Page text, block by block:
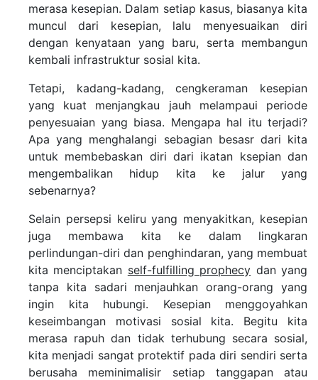
merasa kesepian. Dalam setiap kasus, biasanya kita
muncul dari kesepian, lalu menyesuaikan diri
dengan kenyataan yang baru, serta membangun
kembali infrastruktur sosial kita.
Tetapi, kadang-kadang, cengkeraman kesepian
yang kuat menjangkau jauh melampaui periode
penyesuaian yang biasa. Mengapa hal itu terjadi?
Apa yang menghalangi sebagian besasr dari kita
untuk membebaskan diri dari ikatan ksepian dan
mengembalikan hidup kita ke jalur yang
sebenarnya?
Selain persepsi keliru yang menyakitkan, kesepian
juga membawa kita ke dalam lingkaran
perlindungan-diri dan penghindaran, yang membuat
kita menciptakan self-fulfilling prophecy dan yang
tanpa kita sadari menjauhkan orang-orang yang
ingin kita hubungi. Kesepian menggoyahkan
keseimbangan motivasi sosial kita. Begitu kita
merasa rapuh dan tidak terhubung secara sosial,
kita menjadi sangat protektif pada diri sendiri serta
berusaha meminimalisir setiap tanggapan atau